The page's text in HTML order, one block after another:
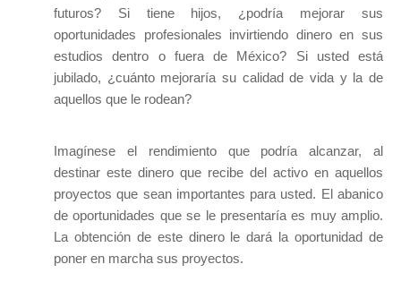
futuros? Si tiene hijos, ¿podría mejorar sus
oportunidades profesionales invirtiendo dinero en sus
estudios dentro o fuera de México? Si usted está
jubilado, ¿cuánto mejoraría su calidad de vida y la de
aquellos que le rodean?
Imagínese el rendimiento que podría alcanzar, al
destinar este dinero que recibe del activo en aquellos
proyectos que sean importantes para usted. El abanico
de oportunidades que se le presentaría es muy amplio.
La obtención de este dinero le dará la oportunidad de
poner en marcha sus proyectos.